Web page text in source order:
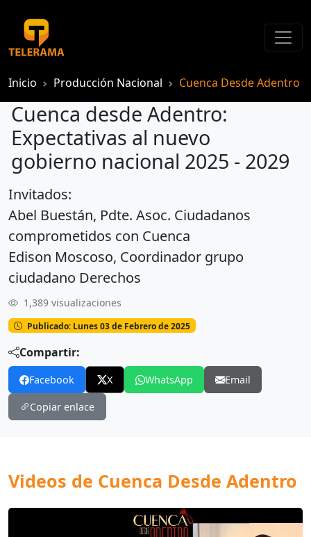
Inicio Producción Nacional Cuenca Desde Adentro
Cuenca desde Adentro:
Expectativas al nuevo
gobierno nacional 2025 - 2029
Invitados:
Abel Buestán, Pdte. Asoc. Ciudadanos
comprometidos con Cuenca
Edison Moscoso, Coordinador grupo
ciudadano Derechos
1,389 visualizaciones
Publicado: Lunes 03 de Febrero de 2025
Compartir:
Facebook X WhatsApp Email
Copiar enlace
Videos de Cuenca Desde Adentro